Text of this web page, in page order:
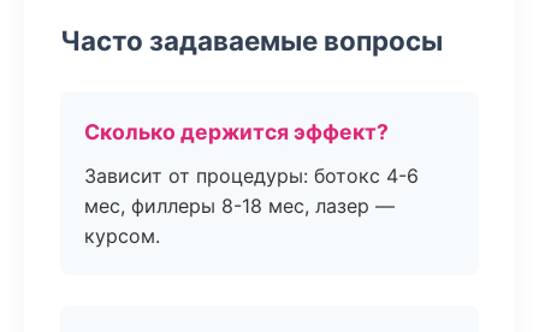
Часто задаваемые вопросы
Сколько держится эффект?
Зависит от процедуры: ботокс 4-6
мес, филлеры 8-18 мес, лазер —
курсом.